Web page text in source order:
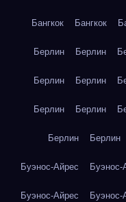
Бангкок Бангкок
Берлин Берлин
Берлин Берлин
Берлин Берлин
Берлин Берлин
Буэнос-Айрес Буэнос-
Буэнос-Айрес Буэнос-